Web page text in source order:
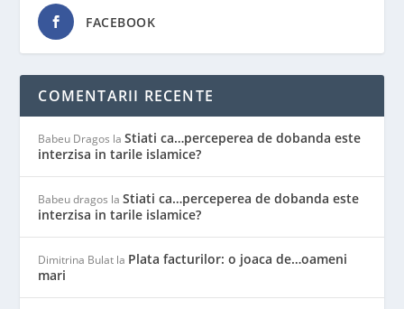
FACEBOOK
COMENTARII RECENTE
Babeu Dragos laStiati ca…perceperea de dobanda este
interzisa in tarile islamice?
Babeu dragos laStiati ca…perceperea de dobanda este
interzisa in tarile islamice?
Dimitrina Bulat la Plata facturilor: o joaca de…oameni
mari